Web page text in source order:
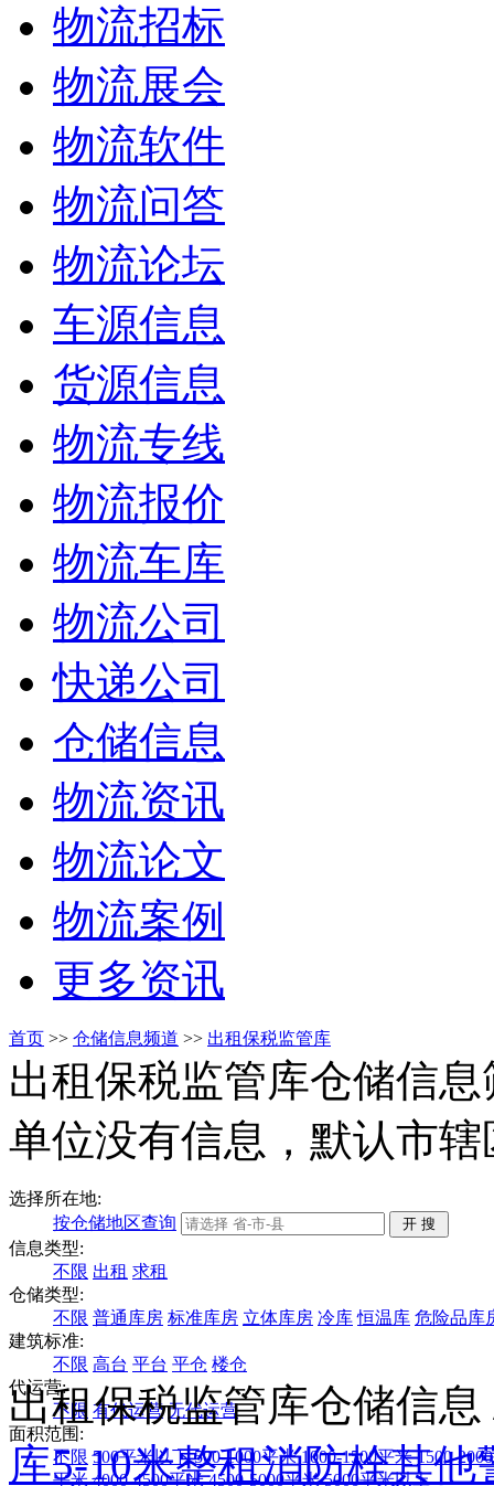
物流招标
物流展会
物流软件
物流问答
物流论坛
车源信息
货源信息
物流专线
物流报价
物流车库
物流公司
快递公司
仓储信息
物流资讯
物流论文
物流案例
更多资讯
首页 >> 仓储信息频道 >> 出租保税监管库
出租保税监管库仓储信息
单位没有信息，默认市
选择所在地:
按仓储地区查询
信息类型:
不限 出租 求租
仓储类型:
不限 普通库房 标准库房 立体库房 冷库 恒温库 危险品库
建筑标准:
不限 高台 平台 平仓 楼仓
代运营:
不限 有代运营 无代运营
面积范围:
不限 500平米以下 500-1000平米 1000-1500平米 1500-
平米 4000-4500平米 4500-5000平米 5000平米以上
出租保税监管库仓储信息
库5-10米整租消防栓其他